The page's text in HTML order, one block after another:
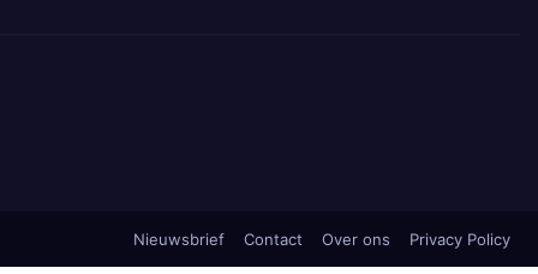
Nieuwsbrief Contact Over ons Privacy Policy